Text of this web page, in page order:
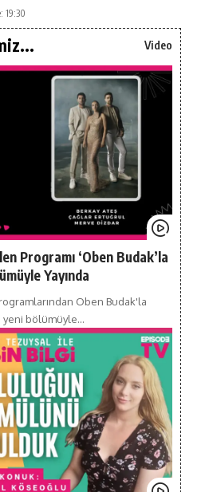
19:30
Video
Programı ‘Oben Budak’la
Yayında
Oben Budak'la
yeni bölümüyle…